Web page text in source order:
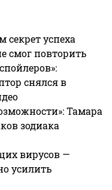
секрет успеха
смог повторить
снялся в
Тамара
зодиака
вирусов —
усилить